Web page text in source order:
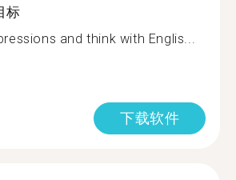
标
and think with Englis...
下载软件